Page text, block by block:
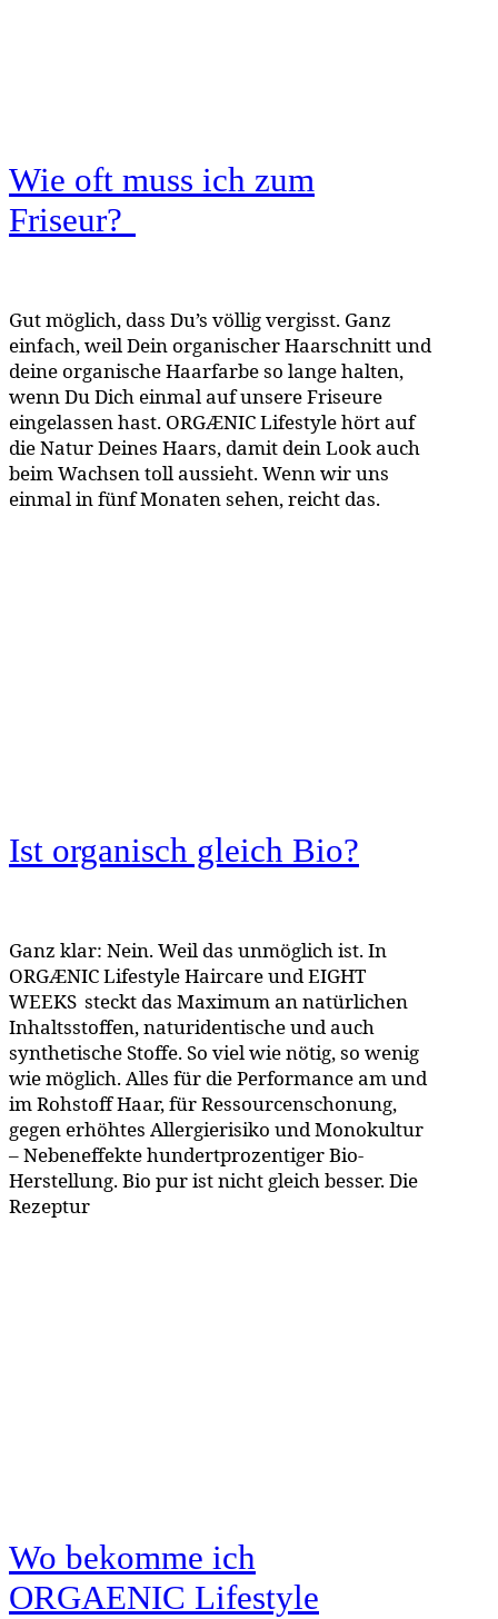
Wie oft muss ich zum
Friseur?
Gut möglich, dass Du’s völlig vergisst. Ganz
einfach, weil Dein organischer Haarschnitt und
deine organische Haarfarbe so lange halten,
wenn Du Dich einmal auf unsere Friseure
eingelassen hast. ORGÆNIC Lifestyle hört auf
die Natur Deines Haars, damit dein Look auch
beim Wachsen toll aussieht. Wenn wir uns
einmal in fünf Monaten sehen, reicht das.
Ist organisch gleich Bio?
Ganz klar: Nein. Weil das unmöglich ist. In
ORGÆNIC Lifestyle Haircare und EIGHT
WEEKS steckt das Maximum an natürlichen
Inhaltsstoffen, naturidentische und auch
synthetische Stoffe. So viel wie nötig, so wenig
wie möglich. Alles für die Performance am und
im Rohstoff Haar, für Ressourcenschonung,
gegen erhöhtes Allergierisiko und Monokultur
– Nebeneffekte hundertprozentiger Bio-
Herstellung. Bio pur ist nicht gleich besser. Die
Rezeptur
Wo bekomme ich
ORGAENIC Lifestyle